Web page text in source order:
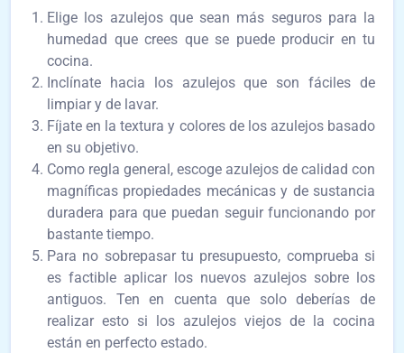
Elige los azulejos que sean más seguros para la
humedad que crees que se puede producir en tu
cocina.
Inclínate hacia los azulejos que son fáciles de
limpiar y de lavar.
Fíjate en la textura y colores de los azulejos basado
en su objetivo.
Como regla general, escoge azulejos de calidad con
magníficas propiedades mecánicas y de sustancia
duradera para que puedan seguir funcionando por
bastante tiempo.
Para no sobrepasar tu presupuesto, comprueba si
es factible aplicar los nuevos azulejos sobre los
antiguos. Ten en cuenta que solo deberías de
realizar esto si los azulejos viejos de la cocina
están en perfecto estado.